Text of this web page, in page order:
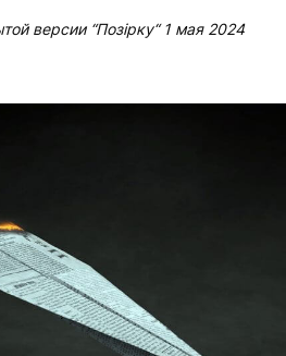
версии “Позірку“ 1 мая 2024